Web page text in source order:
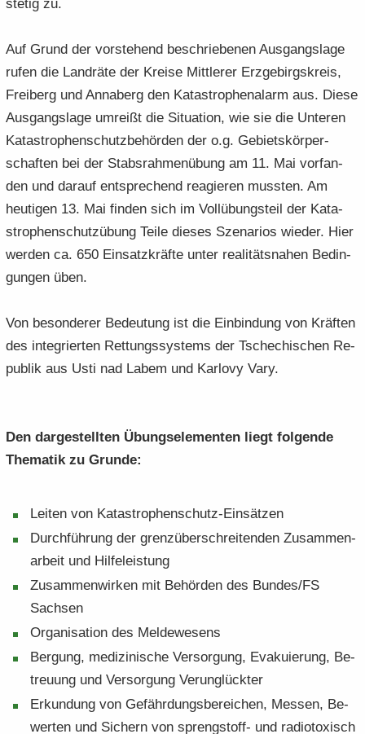
ste­tig zu.
Auf Grund der vor­ste­hend be­schrie­be­nen Aus­gangs­la­ge
rufen die Land­rä­te der Krei­se Mitt­le­rer Erz­ge­birgs­kreis,
Frei­berg und An­na­berg den Ka­ta­stro­phen­alarm aus. Diese
Aus­gangs­la­ge um­reißt die Si­tua­ti­on, wie sie die Un­te­ren
Ka­ta­stro­phen­schutz­be­hör­den der o.g. Ge­biets­kör­per­
schaf­ten bei der Stabs­rah­men­übung am 11. Mai vor­fan­
den und dar­auf ent­spre­chend re­agie­ren muss­ten. Am
heu­ti­gen 13. Mai fin­den sich im Voll­übungs­teil der Ka­ta­
stro­phen­schutz­übung Teile die­ses Sze­na­ri­os wie­der. Hier
wer­den ca. 650 Ein­satz­kräf­te unter rea­li­täts­na­hen Be­din­
gun­gen üben.
Von be­son­de­rer Be­deu­tung ist die Ein­bin­dung von Kräf­ten
des in­te­grier­ten Ret­tungs­sys­tems der Tsche­chi­schen Re­
pu­blik aus Usti nad Labem und Kar­lo­vy Vary.
Den dar­ge­stell­ten Übungs­ele­men­ten liegt fol­gen­de
The­ma­tik zu Grun­de:
Lei­ten von Katastrophenschutz-​Einsätzen
Durch­füh­rung der grenz­über­schrei­ten­den Zu­sam­men­
ar­beit und Hil­fe­leis­tung
Zu­sam­men­wir­ken mit Be­hör­den des Bun­des/FS
Sach­sen
Or­ga­ni­sa­ti­on des Mel­de­we­sens
Ber­gung, me­di­zi­ni­sche Ver­sor­gung, Eva­ku­ie­rung, Be­
treu­ung und Ver­sor­gung Ver­un­glück­ter
Er­kun­dung von Ge­fähr­dungs­be­rei­chen, Mes­sen, Be­
wer­ten und Si­chern von sprengstoff-​ und ra­dio­to­xisch